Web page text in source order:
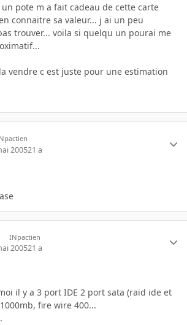
pote m a fait cadeau de cette carte
connaitre sa valeur... j ai un peu
trouver... voila si quelqu un pourai me
vendre c est juste pour une estimation
200521 a
INpactien
200521 a
il y a 3 port IDE 2 port sata (raid ide et
fire wire 400...